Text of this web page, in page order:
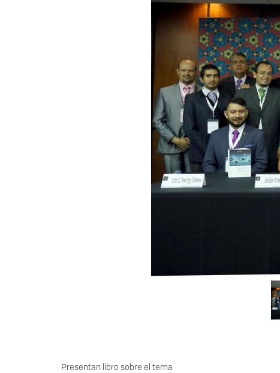
Presentan libro sobre el tema